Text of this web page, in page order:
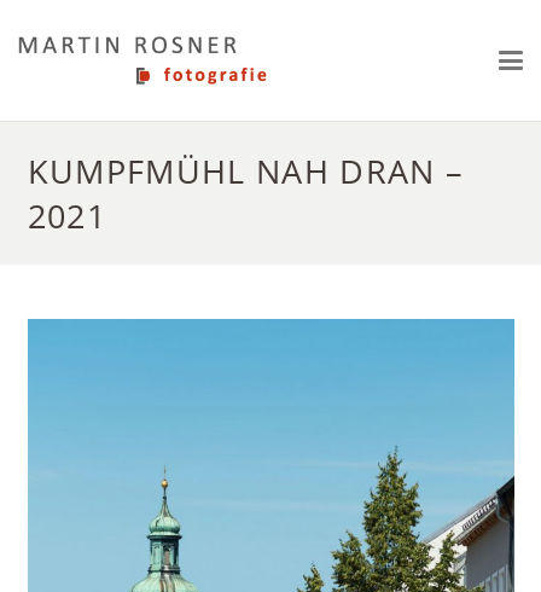
KUMPFMÜHL NAH DRAN –
2021